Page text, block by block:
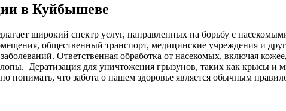
в Куйбышеве
широкий спектр услуг, направленных на борьбу с
общественный транспорт, медицинские учреждения и
Ответственная обработка от насекомых, включая
Дератизация для уничтожения грызунов, таких как крысы
понимать, что забота о нашем здоровье является обычным